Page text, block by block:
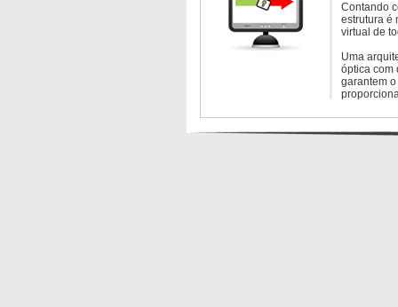
Contando
estrutura é
virtual de
Uma
óptica com
garantem